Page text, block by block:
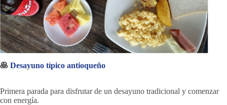
🥞 Desayuno típico antioqueño
Primera parada para disfrutar de un desayuno tradicional y comenzar
con energía.